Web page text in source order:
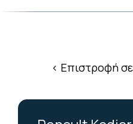
< Επιστροφή